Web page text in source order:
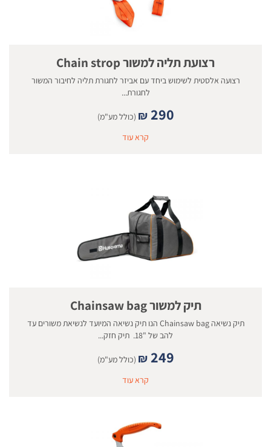
רצועת תליה למשור Chain strop
רצועה אלסטית לשימוש ביחד עם אביזר לחגורת תליה לחיבור המשור
לחגורת...
₪ 290
(כולל מע"מ)
קרא עוד
תיק למשור Chainsaw bag
תיק נשיאה Chainsaw bag הנו תיק נשיאה המיועד לנשיאת משורים עד
להב של "18. תיק חזק...
₪ 249
(כולל מע"מ)
קרא עוד